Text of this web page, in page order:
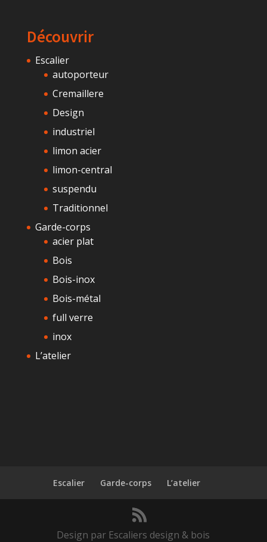
Découvrir
Escalier
autoporteur
Cremaillere
Design
industriel
limon acier
limon-central
suspendu
Traditionnel
Garde-corps
acier plat
Bois
Bois-inox
Bois-métal
full verre
inox
L’atelier
Escalier Garde-corps L’atelier
Design par Escaliers design & bois